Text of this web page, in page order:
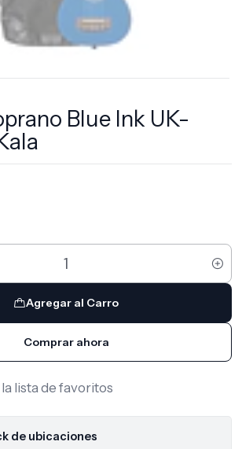
Blue Ink UK-
Agregar al Carro
Comprar ahora
lista de favoritos
de ubicaciones